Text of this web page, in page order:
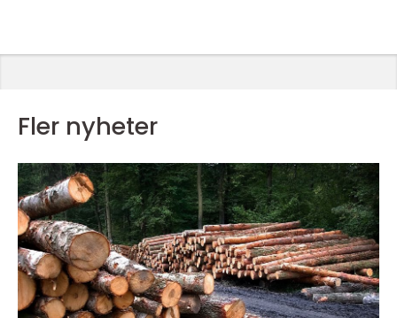
Fler nyheter